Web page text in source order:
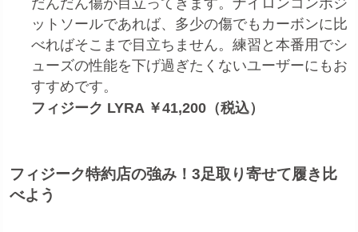
だんだん傷が目立ってきます。ナイロンコンポジ
ットソールであれば、多少の傷でもカーボンに比
べればそこまで目立ちません。練習と本番用でシ
ューズの性能を下げ過ぎたくないユーザーにもお
すすめです。
フィジーク LYRA ￥41,200（税込）
フィジーク特約店の強み！3足取り寄せて履き比
べよう